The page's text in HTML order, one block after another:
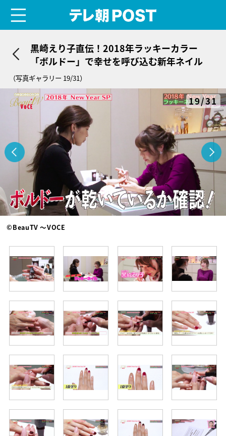
黒崎えり子直伝！2018年ラッキーカラー
「ボルドー」で幸せを呼び込む新年ネイル
（写真ギャラリー 19/31）
19/31
©BeauTV ～VOCE